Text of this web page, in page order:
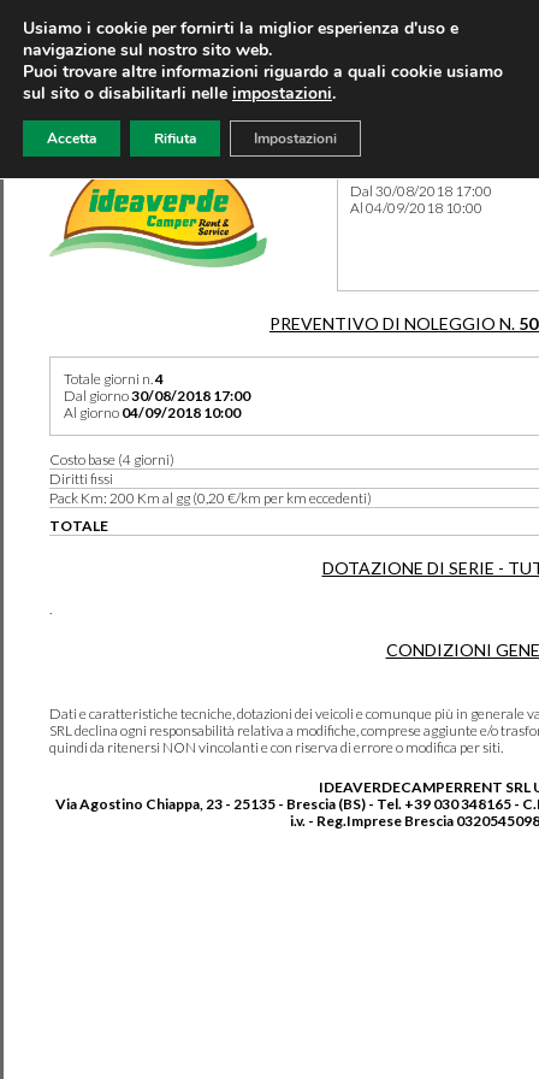
Dal 30/08/2018 17:00
Al 04/09/2018 10:00
PREVENTIVO DI NOLEGGIO N.
Totale giorni n.4
Dal giorno30/08/2018 17:00
Al giorno 04/09/2018 10:00
Costo base (4 giorni)
Diritti fissi
Pack Km: 200 Km al gg (0,20 €/km per km eccedenti)
TOTALE
DOTAZIONE DI SERIE -
.
CONDIZIONI
Dati e caratteristiche tecniche, dotazioni dei veicoli e comunque più in generale
SRL declina ogni responsabilità relativa a modifiche, comprese aggiunte e/o
quindi da ritenersi NON vincolanti e con riserva di errore o modifica per siti.
IDEAVERDECAMPERRENT SRL
Via Agostino Chiappa, 23 - 25135 - Brescia (BS) - Tel. +39 030 348165 -
i.v. - Reg.Imprese Brescia
Usiamo i cookie per fornirti la miglior esperienza d'uso e
navigazione sul nostro sito web.
Puoi trovare altre informazioni riguardo a quali cookie usiamo
sul sito o disabilitarli nelle impostazioni.
Accetta Rifiuta Impostazioni